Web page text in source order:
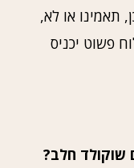
תאמינו או לא,
פשוט יכניס
שוקולד חלב?